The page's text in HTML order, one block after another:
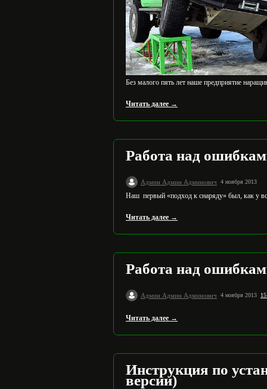
Без малого пять лет наше предприятие
Читать далее →
Работа над
Админ Админ Админович 4 ноября 2013
Наш первый «подход к снаряду» был, как у
Читать далее →
Работа над
Админ Админ Админович 4 ноября 2013
Читать далее →
Инструкция по
версии)